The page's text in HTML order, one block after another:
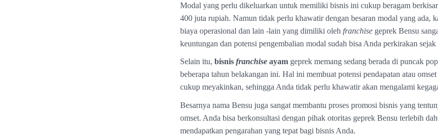
Modal yang perlu dikeluarkan untuk memiliki bisnis ini cukup beragam
400 juta rupiah. Namun tidak perlu khawatir dengan besaran modal yang ada,
biaya operasional dan lain -lain yang dimiliki oleh franchise geprek Bensu
keuntungan dan potensi pengembalian modal sudah bisa Anda perkirakan sejak
Selain itu, bisnis franchise ayam geprek memang sedang berada di puncak
beberapa tahun belakangan ini. Hal ini membuat potensi pendapatan atau
cukup meyakinkan, sehingga Anda tidak perlu khawatir akan mengalami
Besarnya nama Bensu juga sangat membantu proses promosi bisnis yang
omset. Anda bisa berkonsultasi dengan pihak otoritas geprek Bensu terlebih
mendapatkan pengarahan yang tepat bagi bisnis Anda.